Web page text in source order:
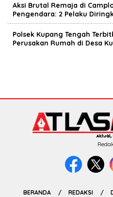
Aksi Brutal Remaja di
Pengendara: 2 Pelaku
Polsek Kupang Tengah
Perusakan Rumah di Desa
BERANDA REDAKSI